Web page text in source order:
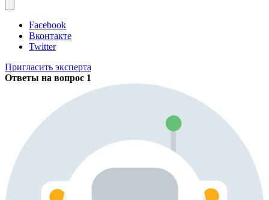
Facebook
Вконтакте
Twitter
Пригласить эксперта
Ответы на вопрос 1